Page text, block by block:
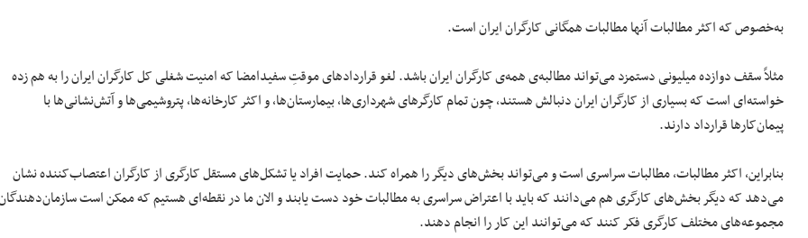
به‌خصوص ‌که اکثر مطالبات آنها مطالبات همگانی کارگران ایران است.
مثلاً سقف دوازده میلیونی دستمزد می‌تواند مطالبه‌ی همه‌ی کارگران ایران باشد. لغو قراردادهای موقتِ سفیدامضا که امنیت شغلی کل کارگران ایران را به هم زده
خواسته‌ای است که بسیاری از کارگران ایران دنبالش هستند، چون تمام کارگرهای شهرداری‌ها، بیمارستان‌ها، و اکثر کارخانه‌ها، پتروشیمی‌ها و آتش‌نشانی‌ها با
پیمان‌کارها قرارداد دارند.
بنابراین، اکثر مطالبات‌، مطالبات سراسری است و می‌تواند بخش‌های دیگر را همراه کند. حمایت افراد یا تشکل‌های مستقل کارگری از کارگران اعتصاب‌کننده نشان‌
می‌دهد که دیگر بخش‌های کارگری هم می‌دانند که باید با اعتراض سراسری به مطالبات‌ خود دست یابند و الان ما در نقطه‌ای هستیم که ممکن است
مجموعه‌های مختلف کارگری فکر کنند که می‌توانند این کار را انجام دهند.